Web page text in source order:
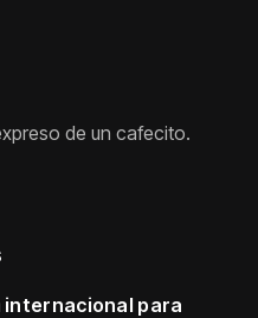
de un cafecito.
para